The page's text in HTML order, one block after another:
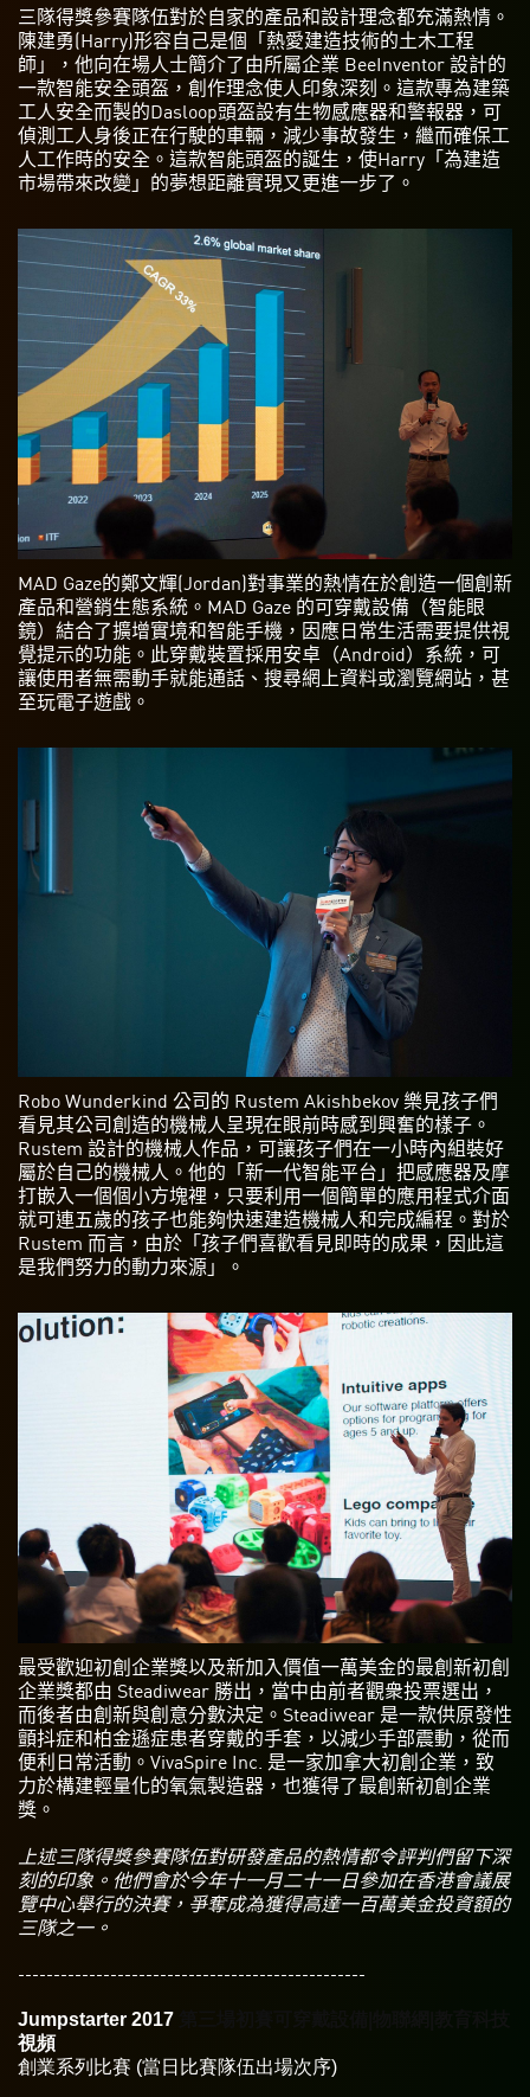
三隊得獎參賽隊伍對於自家的產品和設計理念都充滿熱情。
陳建勇(Harry)形容自己是個「熱愛建造技術的土木工程
師」，他向在場人士簡介了由所屬企業 BeeInventor 設計的
一款智能安全頭盔，創作理念使人印象深刻。這款專為建築
工人安全而製的Dasloop頭盔設有生物感應器和警報器，可
偵測工人身後正在行駛的車輛，減少事故發生，繼而確保工
人工作時的安全。這款智能頭盔的誕生，使Harry「為建造
市場帶來改變」的夢想距離實現又更進一步了。
MAD Gaze的鄭文輝(Jordan)對事業的熱情在於創造一個創新
產品和營銷生態系統。MAD Gaze 的可穿戴設備（智能眼
鏡）結合了擴增實境和智能手機，因應日常生活需要提供視
覺提示的功能。此穿戴裝置採用安卓（Android）系統，可
讓使用者無需動手就能通話、搜尋網上資料或瀏覽網站，甚
至玩電子遊戲。
Robo Wunderkind 公司的 Rustem Akishbekov 樂見孩子們
看見其公司創造的機械人呈現在眼前時感到興奮的樣子。
Rustem 設計的機械人作品，可讓孩子們在一小時內組裝好
屬於自己的機械人。他的「新一代智能平台」把感應器及摩
打嵌入一個個小方塊裡，只要利用一個簡單的應用程式介面
就可連五歲的孩子也能夠快速建造機械人和完成編程。對於
Rustem 而言，由於「孩子們喜歡看見即時的成果，因此這
是我們努力的動力來源」。
最受歡迎初創企業獎以及新加入價值一萬美金的最創新初創
企業獎都由 Steadiwear 勝出，當中由前者觀衆投票選出，
而後者由創新與創意分數決定。Steadiwear 是一款供原發性
顫抖症和柏金遜症患者穿戴的手套，以減少手部震動，從而
便利日常活動。VivaSpire Inc. 是一家加拿大初創企業，致
力於構建輕量化的氧氣製造器，也獲得了最創新初創企業
獎。
上述三隊得獎參賽隊伍對研發產品的熱情都令評判們留下深
刻的印象。他們會於今年十一月二十一日參加在香港會議展
覽中心舉行的決賽，爭奪成為獲得高達一百萬美金投資額的
三隊之一。
-------------------------------------------------
Jumpstarter 2017
視頻
創業系列比賽 (當日比賽隊伍出場次序)